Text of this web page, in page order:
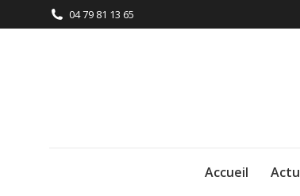
04 79 81 13 65
Accueil Actu